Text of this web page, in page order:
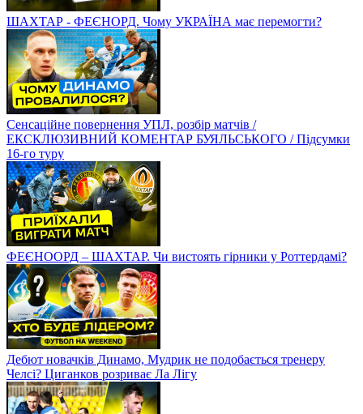
ШАХТАР - ФЕЄНОРД. Чому УКРАЇНА має перемогти?
Сенсаційне повернення УПЛ, розбір матчів /
ЕКСКЛЮЗИВНИЙ КОМЕНТАР БУЯЛЬСЬКОГО / Підсумки
16-го туру
ФЕЄНООРД – ШАХТАР. Чи вистоять гірники у Роттердамі?
Дебют новачків Динамо, Мудрик не подобається тренеру
Челсі? Циганков розриває Ла Лігу